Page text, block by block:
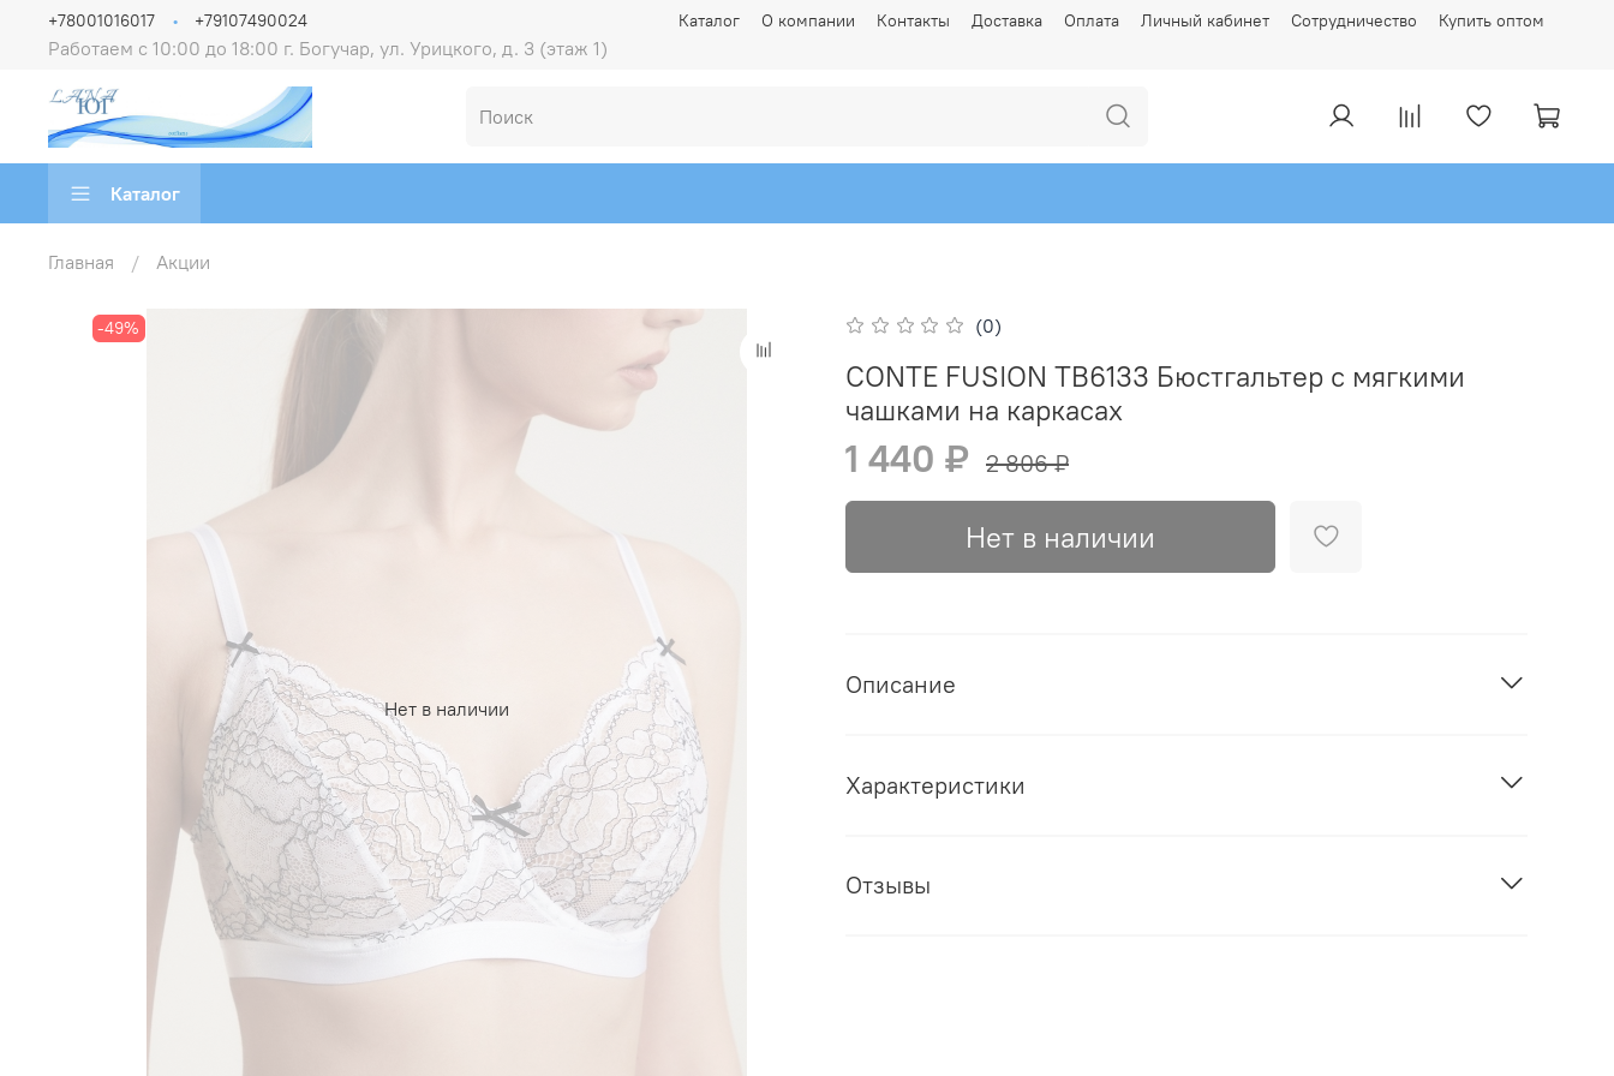
Каталог О компании Контакты Доставка Оплата Личный кабинет Сотрудничество Купить оптом
Работаем с 10:00 до 18:00 г. Богучар, ул. Урицкого, д. 3 (этаж 1)
+78001016017 +79107490024
Каталог
Главная Акции
Нет в наличии
-49% (0)
CONTE FUSION TB6133 Бюстгальтер с мягкими
чашками на каркасах
1 440 ₽ 2 806 ₽
Нет в наличии
Описание
Характеристики
Отзывы